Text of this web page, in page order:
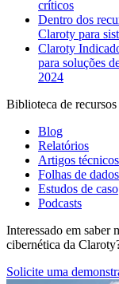
críticos
Dentro dos
Claroty para
Claroty
para soluções
2024
Biblioteca de recursos
Blog
Relatórios
Artigos técnicos
Folhas de dados
Estudos de caso
Podcasts
Interessado em saber
cibernética da
Solicite uma